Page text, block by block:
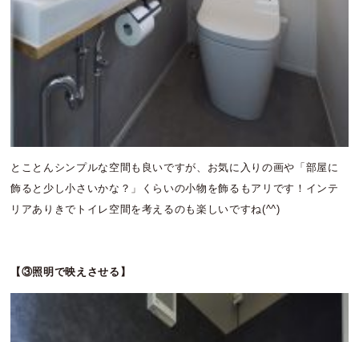
とことんシンプルな空間も良いですが、お気に入りの画や「部屋に
飾ると少し小さいかな？」くらいの小物を飾るもアリです！インテ
リアありきでトイレ空間を考えるのも楽しいですね(^^)
【③照明で映えさせる】